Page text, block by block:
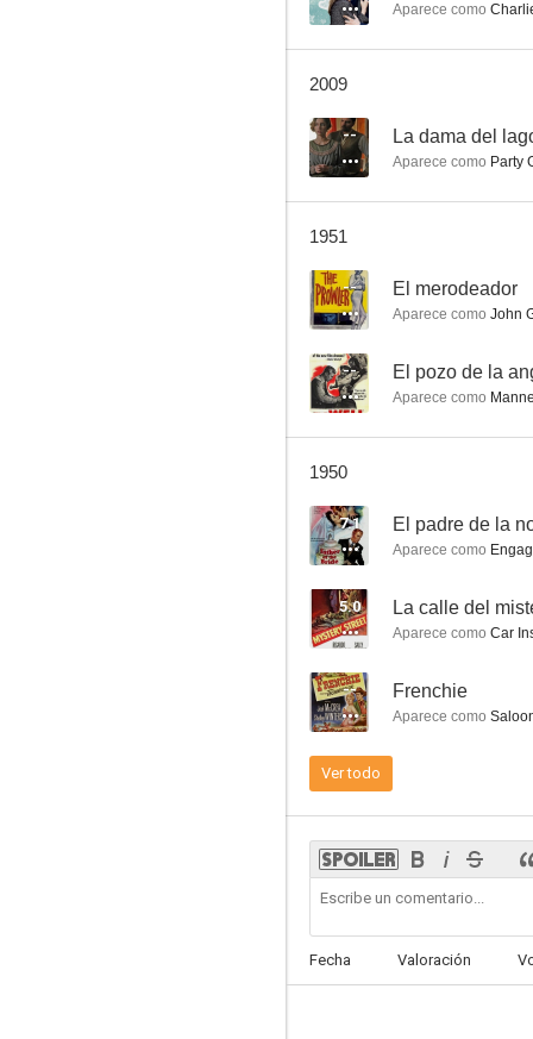
6.0
Adelante, mi amor
5.8
Aparece como
2009
-- La dama del
Aparece como Party
1951
-- El merodeador
Aparece como John
-- El pozo de la
Aparece como
1950
7.1 El padre de la
Aparece como
5.0 La calle del
Aparece como Car
-- Frenchie
Aparece como
Ver todo
Fecha Valoración